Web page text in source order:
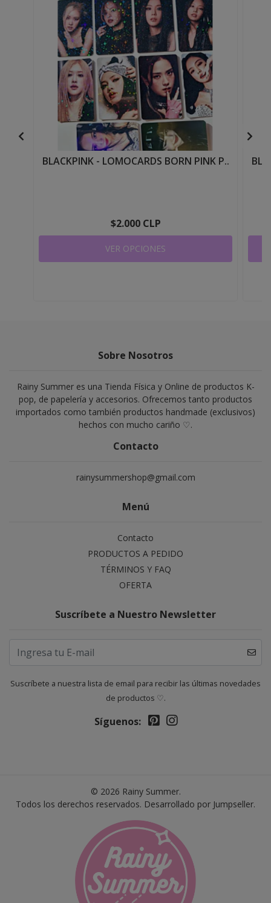
BLACKPINK - LOMOCARDS BORN PINK P..
$2.000 CLP
VER OPCIONES
Sobre Nosotros
Rainy Summer es una Tienda Física y Online de productos K-
pop, de papelería y accesorios. Ofrecemos tanto productos
importados como también productos handmade (exclusivos)
hechos con mucho cariño ♡.
Contacto
rainysummershop@gmail.com
Menú
Contacto
PRODUCTOS A PEDIDO
TÉRMINOS Y FAQ
OFERTA
Suscríbete a Nuestro Newsletter
Suscríbete a nuestra lista de email para recibir las últimas novedades
de productos ♡.
Síguenos:
© 2026 Rainy Summer.
Todos los derechos reservados. Desarrollado por Jumpseller.